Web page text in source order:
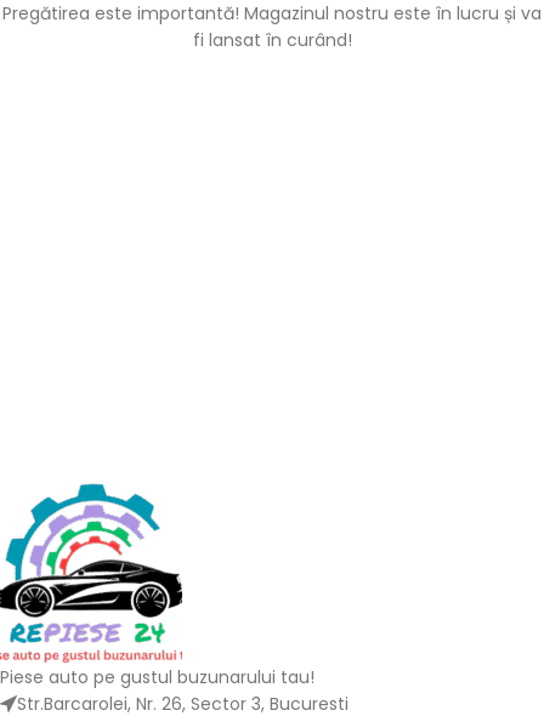
Pregătirea este importantă! Magazinul nostru este în lucru și va
fi lansat în curând!
Piese auto pe gustul buzunarului tau!
Str.Barcarolei, Nr. 26, Sector 3, Bucuresti